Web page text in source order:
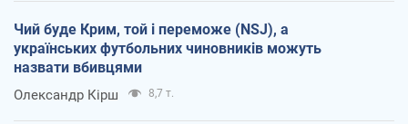
Чий буде Крим, той і переможе (NSJ), а
українських футбольних чиновників можуть
назвати вбивцями
Олександр Кірш 8,7 т.